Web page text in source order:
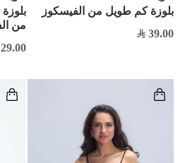
بلوزة كم طويل من الفيسكوز
39.00
من
29.00